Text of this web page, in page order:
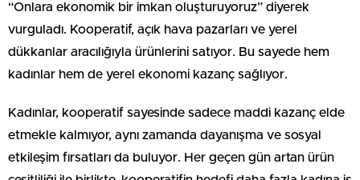
“Onlara ekonomik bir imkan oluşturuyoruz” diyerek
vurguladı. Kooperatif, açık hava pazarları ve yerel
dükkanlar aracılığıyla ürünlerini satıyor. Bu sayede hem
kadınlar hem de yerel ekonomi kazanç sağlıyor.
Kadınlar, kooperatif sayesinde sadece maddi kazanç elde
etmekle kalmıyor, aynı zamanda dayanışma ve sosyal
etkileşim fırsatları da buluyor. Her geçen gün artan ürün